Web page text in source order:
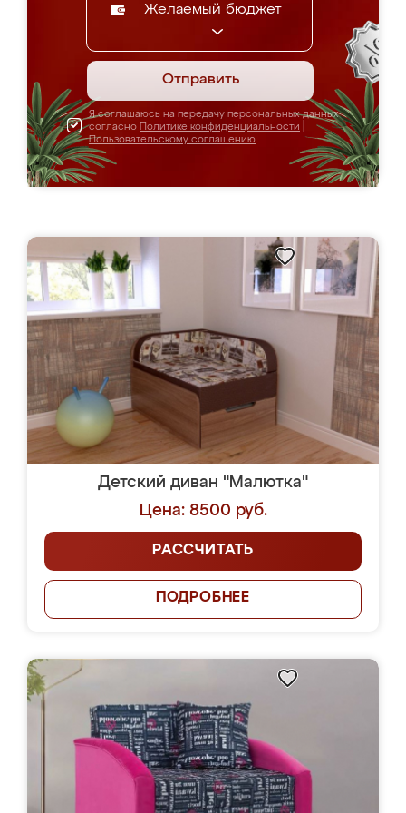
Желаемый бюджет
Отправить
Я соглашаюсь на передачу персональных данных
согласно Политике конфиденциальности
Пользовательскому соглашению
Детский диван "Малютка"
Цена: 8500 руб.
РАССЧИТАТЬ
ПОДРОБНЕЕ